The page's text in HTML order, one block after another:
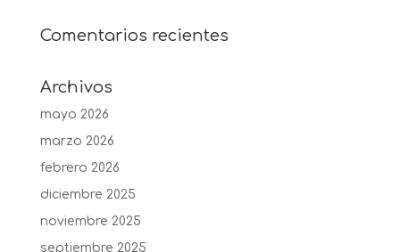
Comentarios recientes
Archivos
mayo 2026
marzo 2026
febrero 2026
diciembre 2025
noviembre 2025
septiembre 2025